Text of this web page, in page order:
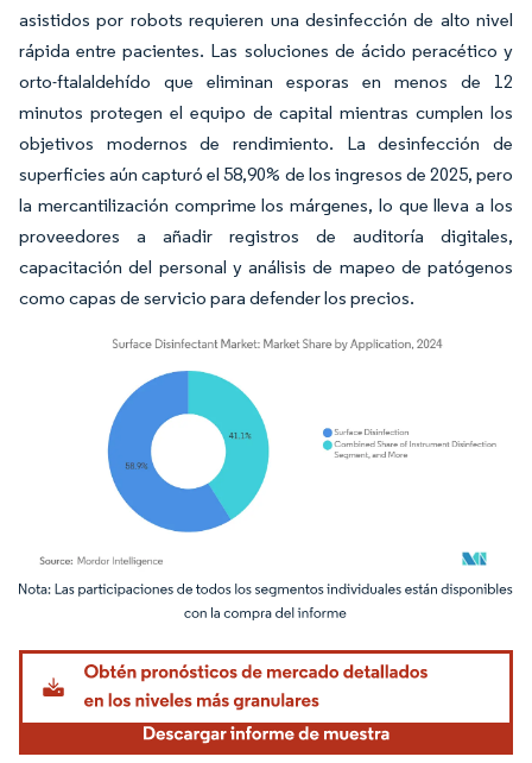
asistidos por robots requieren una desinfección de alto nivel
rápida entre pacientes. Las soluciones de ácido peracético y
orto-ftalaldehído que eliminan esporas en menos de 12
minutos protegen el equipo de capital mientras cumplen los
objetivos modernos de rendimiento. La desinfección de
superficies aún capturó el 58,90% de los ingresos de 2025, pero
la mercantilización comprime los márgenes, lo que lleva a los
proveedores a añadir registros de auditoría digitales,
capacitación del personal y análisis de mapeo de patógenos
como capas de servicio para defender los precios.
Imagen © Mordor Intelligence. El uso requiere atribución según CC BY 4.0.